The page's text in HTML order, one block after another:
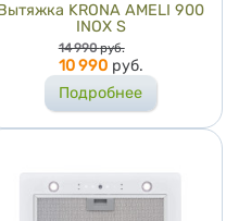
KRONA AMELI 900
INOX S
Цена
14 990 руб.
10 990 руб.
Подробнее